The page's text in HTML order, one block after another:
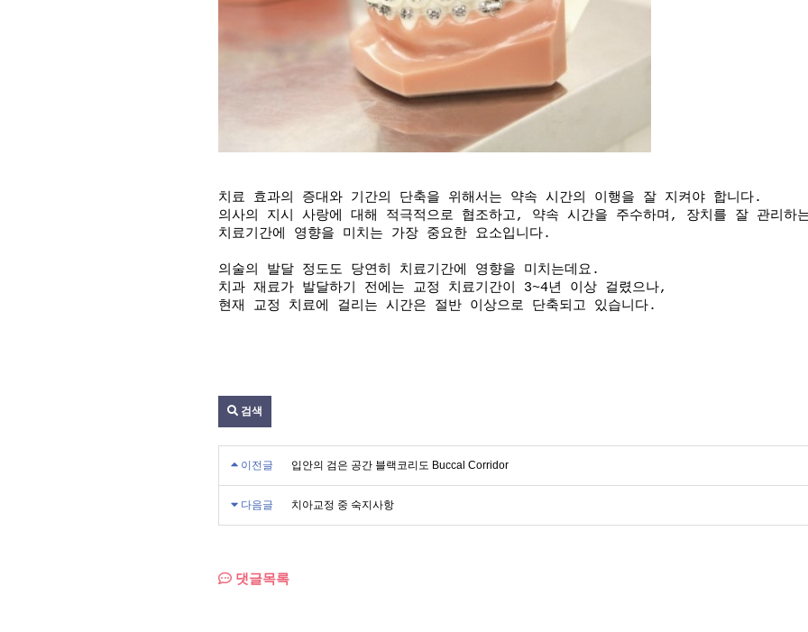
치료 효과의 증대와 기간의 단축을 위해서는 약속 시간의 이행을 잘 지켜야 합니다.
의사의 지시 사랑에 대해 적극적으로 협조하고, 약속 시간을 주수하며, 장치를 잘 관리하
치료기간에 영향을 미치는 가장 중요한 요소입니다.
의술의 발달 정도도 당연히 치료기간에 영향을 미치는데요.
치과 재료가 발달하기 전에는 교정 치료기간이 3~4년 이상 걸렸으나,
현재 교정 치료에 걸리는 시간은 절반 이상으로 단축되고 있습니다.
검색
이전글 입안의 검은 공간 블랙코리도 Buccal Corridor
다음글 치아교정 중 숙지사항
댓글목록